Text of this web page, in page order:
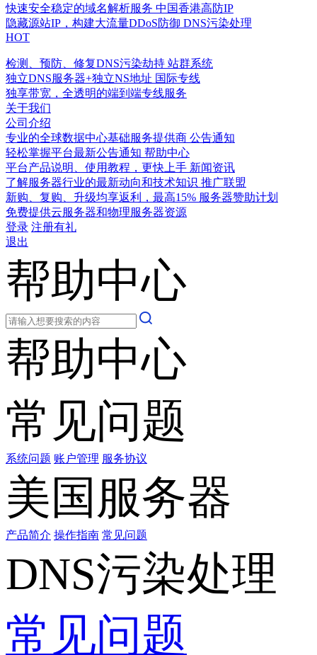
快速安全稳定的域名解析服务 中国香港高防IP
隐藏源站IP，构建大流量DDoS防御 DNS污染处理
HOT
检测、预防、修复DNS污染劫持 站群系统
独立DNS服务器+独立NS地址 国际专线
独享带宽，全透明的端到端专线服务
关于我们
公司介绍
专业的全球数据中心基础服务提供商 公告通知
轻松掌握平台最新公告通知 帮助中心
平台产品说明、使用教程，更快上手 新闻资讯
了解服务器行业的最新动向和技术知识 推广联盟
新购、复购、升级均享返利，最高15% 服务器赞助计划
免费提供云服务器和物理服务器资源
登录 注册有礼
退出
帮助中心
帮助中心
常见问题
系统问题 账户管理 服务协议
美国服务器
产品简介 操作指南 常见问题
DNS污染处理
常见问题